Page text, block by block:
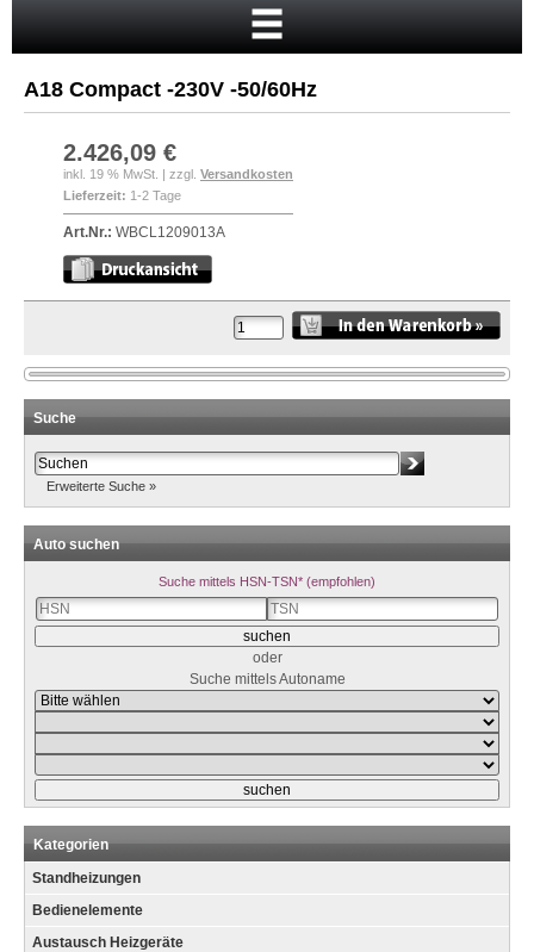
Neukunde?
Kasse
Anmelden
A18 Compact -230V -50/60Hz
2.426,09 €
inkl. 19 % MwSt. | zzgl. Versandkosten
Lieferzeit: 1-2 Tage
Art.Nr.: WBCL1209013A
Suche
Erweiterte Suche »
Auto suchen
Suche mittels HSN-TSN* (empfohlen)
oder
Suche mittels Autoname
Kategorien
Standheizungen
Bedienelemente
Austausch Heizgeräte